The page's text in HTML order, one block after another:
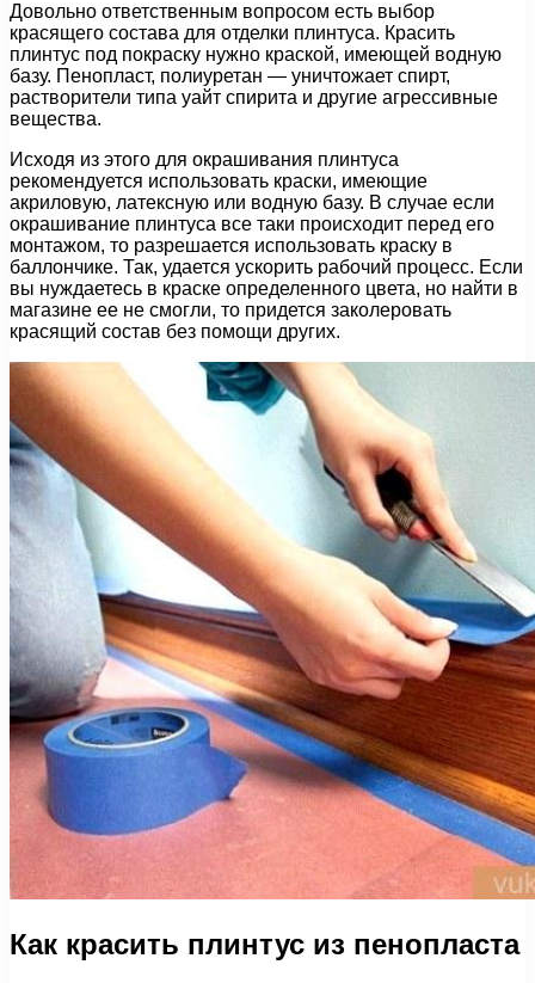
Довольно ответственным вопросом есть выбор
красящего состава для отделки плинтуса. Красить
плинтус под покраску нужно краской, имеющей водную
базу. Пенопласт, полиуретан — уничтожает спирт,
растворители типа уайт спирита и другие агрессивные
вещества.
Исходя из этого для окрашивания плинтуса
рекомендуется использовать краски, имеющие
акриловую, латексную или водную базу. В случае если
окрашивание плинтуса все таки происходит перед его
монтажом, то разрешается использовать краску в
баллончике. Так, удается ускорить рабочий процесс. Если
вы нуждаетесь в краске определенного цвета, но найти в
магазине ее не смогли, то придется заколеровать
красящий состав без помощи других.
Как красить плинтус из пенопласта